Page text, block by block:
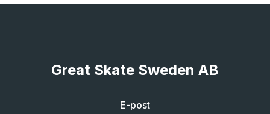
Great Skate Sweden AB
E-post